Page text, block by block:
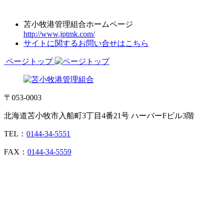
苫小牧港管理組合ホームページ
http://www.jptmk.com/
サイトに関するお問い合せはこちら
ページトップ
〒053-0003
北海道苫小牧市入船町3丁目4番21号 ハーバーFビル3階
TEL： 0144-34-5551
FAX： 0144-34-5559